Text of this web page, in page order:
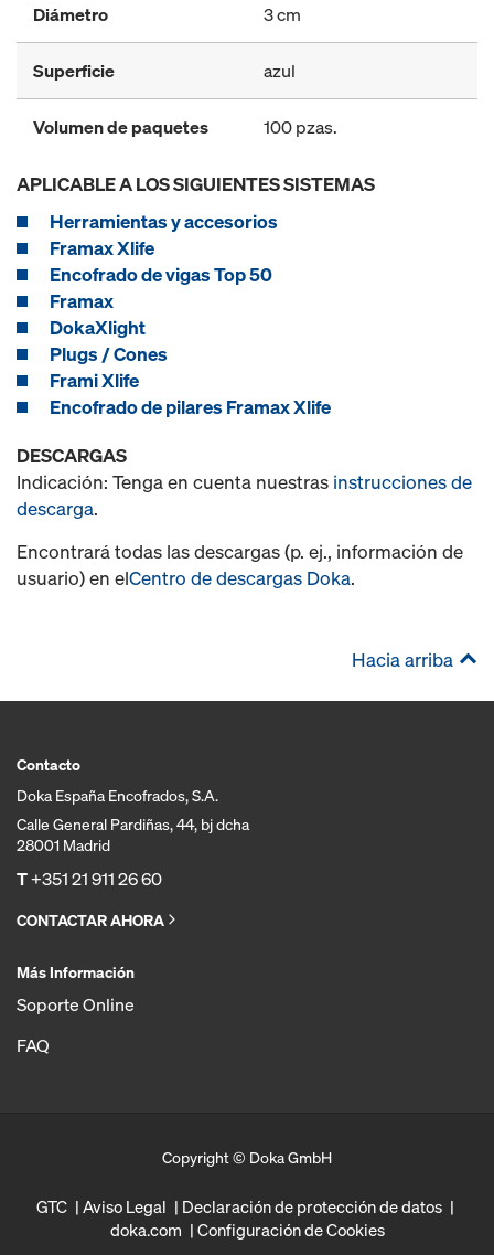
Diámetro 3 cm
Superficie azul
Volumen de paquetes 100 pzas.
APLICABLE A LOS SIGUIENTES SISTEMAS
Herramientas y accesorios
Framax Xlife
Encofrado de vigas Top 50
Framax
DokaXlight
Plugs / Cones
Frami Xlife
Encofrado de pilares Framax Xlife
DESCARGAS
Indicación: Tenga en cuenta nuestras instrucciones de
descarga.
Encontrará todas las descargas (p. ej., información de
usuario) en elCentro de descargas Doka.
Hacia arriba
Contacto
Doka España Encofrados, S.A.
Calle General Pardiñas, 44, bj dcha
28001 Madrid
T+351 21 911 26 60
CONTACTAR AHORA
Más Información
Soporte Online
FAQ
Copyright © Doka GmbH
GTC Aviso Legal
Declaración de protección de datos
doka.com
Configuración de Cookies